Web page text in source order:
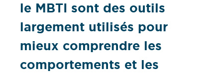
le MBTI sont des outils
largement utilisés pour
mieux comprendre les
comportements et les